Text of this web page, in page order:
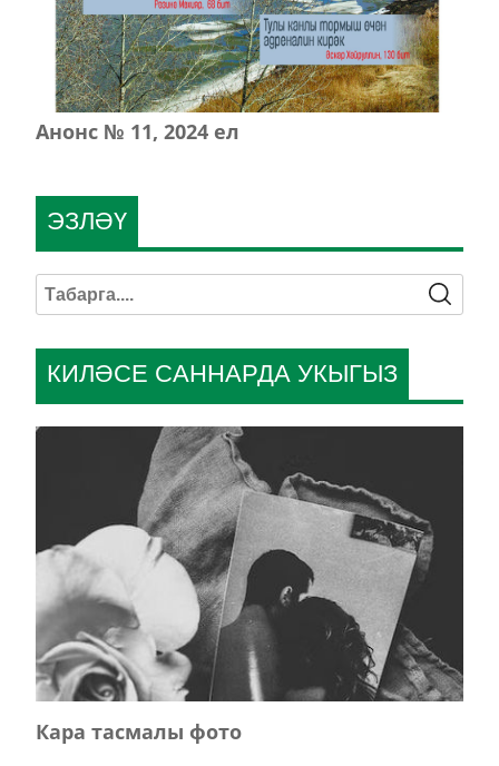
Анонс № 11, 2024 ел
КИЛӘСЕ САННАРДА УКЫГЫЗ
Кара тасмалы фото
ЭЗЛӘҮ